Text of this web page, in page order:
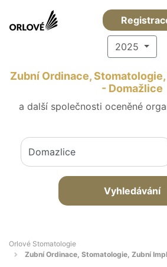
2025
Zubní Ordinace,
- Domažlice
a další společnosti oceněné
Vyhledávání
Orlové Stomatologie
Zubní Ordinace, Stomatologie, Zubní